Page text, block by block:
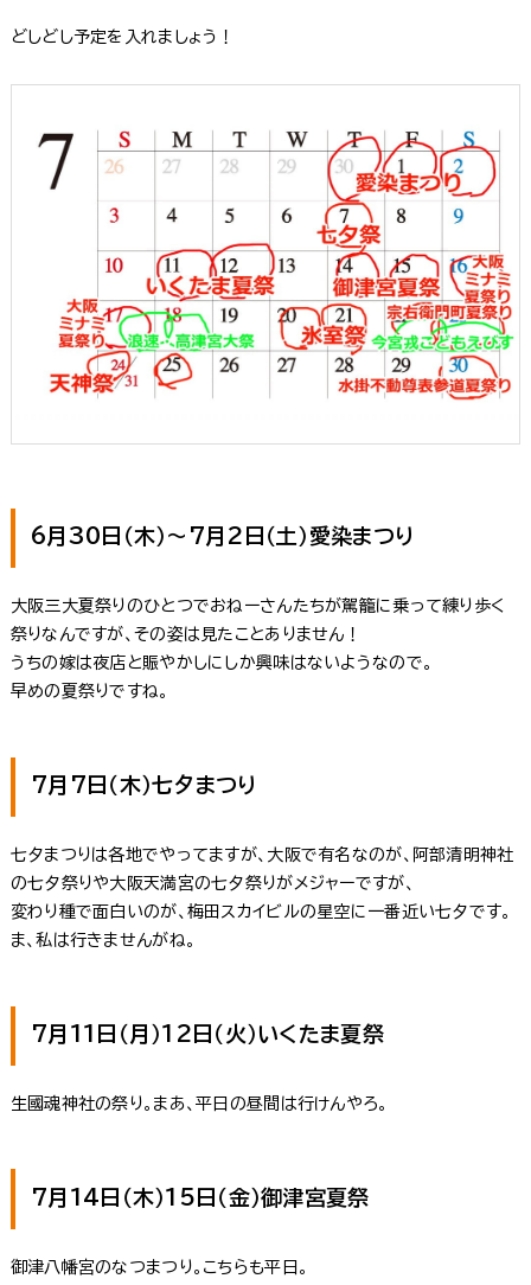
どしどし予定を入れましょう！
6月30日（木）～7月2日（土）愛染まつり
大阪三大夏祭りのひとつでおねーさんたちが駕籠に乗って練り歩く
祭りなんですが、その姿は見たことありません！
うちの嫁は夜店と賑やかしにしか興味はないようなので。
早めの夏祭りですね。
7月7日（木）七夕まつり
七夕まつりは各地でやってますが、大阪で有名なのが、阿部清明神社
の七夕祭りや大阪天満宮の七夕祭りがメジャーですが、
変わり種で面白いのが、梅田スカイビルの星空に一番近い七夕です。
ま、私は行きませんがね。
7月11日（月）12日（火）いくたま夏祭
生國魂神社の祭り。まあ、平日の昼間は行けんやろ。
7月14日（木）15日（金）御津宮夏祭
御津八幡宮のなつまつり。こちらも平日。